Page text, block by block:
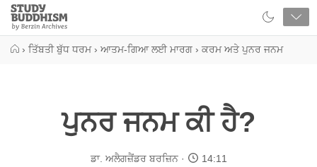
Close
Study
Buddhism
Home
› ਤਿੱਬਤੀ ਬੁੱਧ ਧਰਮ › ਆਤਮ-ਗਿਆ ਲਈ ਮਾਰਗ › ਕਰਮ ਅਤੇ ਪੁਨਰ ਜਨਮ
ਪੁਨਰ ਜਨਮ ਕੀ ਹੈ?
ਡਾ. ਅਲੈਗਜ਼ੈਂਡਰ ਬਰਜ਼ਿਨ 14:11